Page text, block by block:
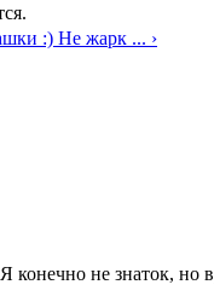
:) Не жарк ... ›
не знаток, но